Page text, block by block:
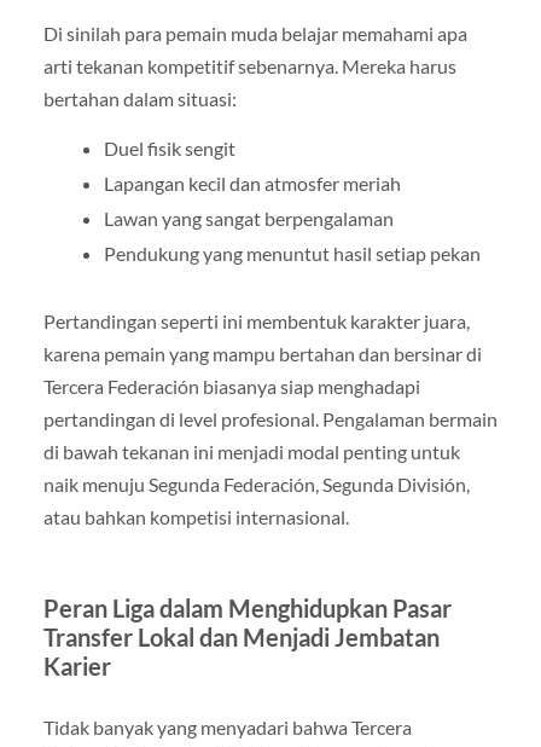
Di sinilah para pemain muda belajar memahami apa
arti tekanan kompetitif sebenarnya. Mereka harus
bertahan dalam situasi:
Duel fisik sengit
Lapangan kecil dan atmosfer meriah
Lawan yang sangat berpengalaman
Pendukung yang menuntut hasil setiap pekan
Pertandingan seperti ini membentuk karakter juara,
karena pemain yang mampu bertahan dan bersinar di
Tercera Federación biasanya siap menghadapi
pertandingan di level profesional. Pengalaman bermain
di bawah tekanan ini menjadi modal penting untuk
naik menuju Segunda Federación, Segunda División,
atau bahkan kompetisi internasional.
Peran Liga dalam Menghidupkan Pasar
Transfer Lokal dan Menjadi Jembatan
Karier
Tidak banyak yang menyadari bahwa Tercera